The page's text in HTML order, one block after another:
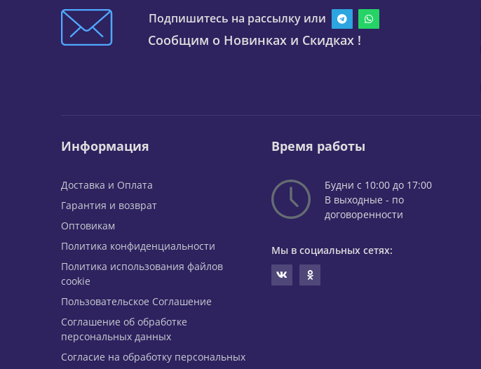
Подпишитесь на рассылку или
Сообщим о Новинках и Скидках !
Информация
Доставка и Оплата
Гарантия и возврат
Оптовикам
Политика конфиденциальности
Политика использования файлов
cookie
Пользовательское Соглашение
Соглашение об обработке
персональных данных
Согласие на обработку персональных
Время работы
Будни с 10:00 до 17:00
В выходные - по
договоренности
Мы в социальных сетях: